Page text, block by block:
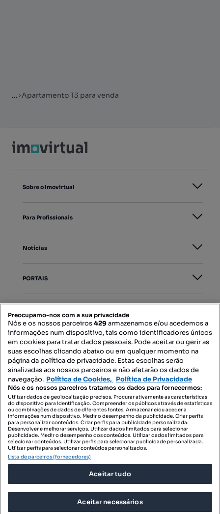
... Apartamento T3 para venda
Sobre o Imovirtual
Para Profissionais
Notícias
PORTAIS
Contacte-nos
SIGA-NOS:
DESCARREGAR NA:
© 2026 Imovirtual.com, OLX Portugal, S.A.
POLÍTICA DE PRIVACIDADE
Preocupamo-nos com a sua privacidade
Nós e os nossos parceiros429armazenamos e/ou acedemos a
informações num dispositivo, tais como identificadores únicos
em cookies para tratar dados pessoais. Pode aceitar ou gerir as
suas escolhas clicando abaixo ou em qualquer momento na
página da política de privacidade. Estas escolhas serão
sinalizadas aos nossos parceiros e não afetarão os dados de
navegação. Política de Cookies, Política de Privacidade
Nós e os nossos parceiros tratamos os dados para fornecermos:
Utilizar dados de geolocalização precisos. Procurar ativamente as características
do dispositivo para identificação. Compreender os públicos através de estatísticas
ou combinações de dados de diferentes fontes. Armazenar e/ou aceder a
informações num dispositivo. Medir o desempenho da publicidade. Criar perfis
para personalizar conteúdos. Criar perfis para publicidade personalizada.
Desenvolver e melhorar serviços. Utilizar dados limitados para selecionar
publicidade. Medir o desempenho dos conteúdos. Utilizar dados limitados para
selecionar conteúdos. Utilizar perfis para selecionar publicidade personalizada.
Utilizar perfis para selecionar conteúdos personalizados.
Lista de parceiros (fornecedores)
Aceitar tudo
Aceitar necessários